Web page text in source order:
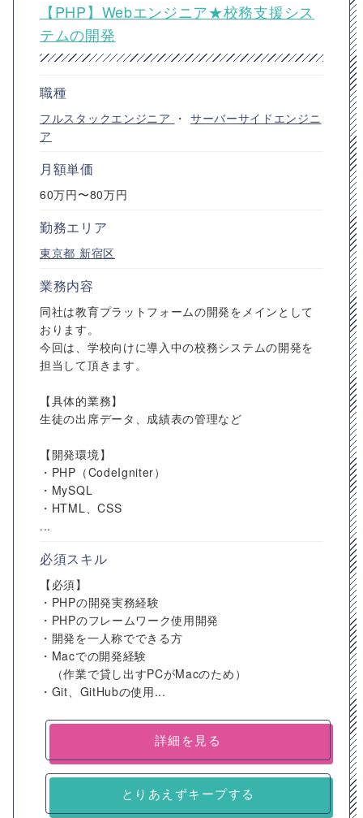
【PHP】Webエンジニア★校務支援シス
テムの開発
職種
フルスタックエンジニア ・ サーバーサイドエンジニ
ア
月額単価
60万円〜80万円
勤務エリア
東京都 新宿区
業務内容
同社は教育プラットフォームの開発をメインとして
おります。
今回は、学校向けに導入中の校務システムの開発を
担当して頂きます。
【具体的業務】
生徒の出席データ、成績表の管理など
【開発環境】
・PHP（CodeIgniter）
・MySQL
・HTML、CSS
...
必須スキル
【必須】
・PHPの開発実務経験
・PHPのフレームワーク使用開発
・開発を一人称でできる方
・Macでの開発経験
（作業で貸し出すPCがMacのため）
・Git、GitHubの使用...
詳細を見る
とりあえずキープする